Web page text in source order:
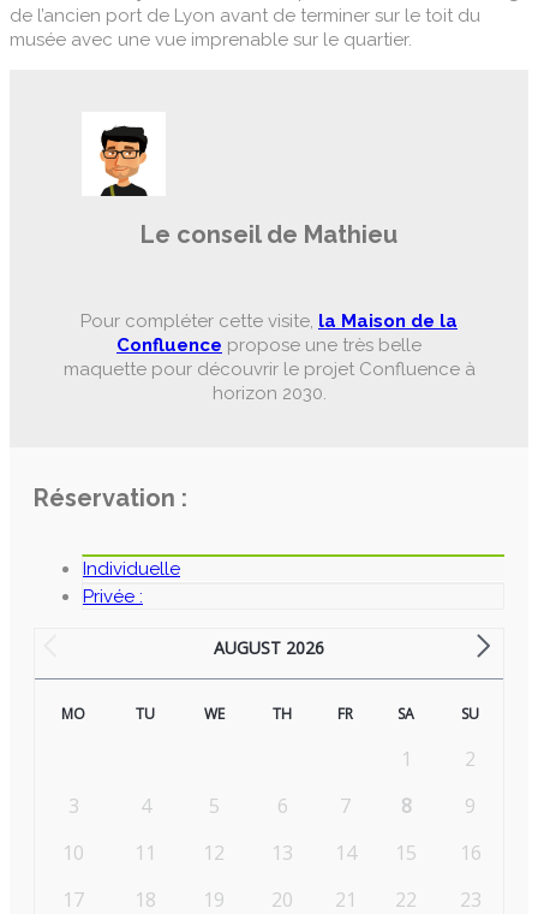
de l’ancien port de Lyon avant de terminer sur le toit du
musée avec une vue imprenable sur le quartier.
Le conseil de Mathieu
Pour compléter cette visite, la Maison de la
Confluence propose une très belle
maquette pour découvrir le projet Confluence à
horizon 2030.
Réservation :
Individuelle
Privée :
AUGUST 2026
MO TU WE TH FR SA SU
1
2
3
4 5 6 7 8
9
10
11 12 13 14 15
16
17
18 19 20 21 22
23